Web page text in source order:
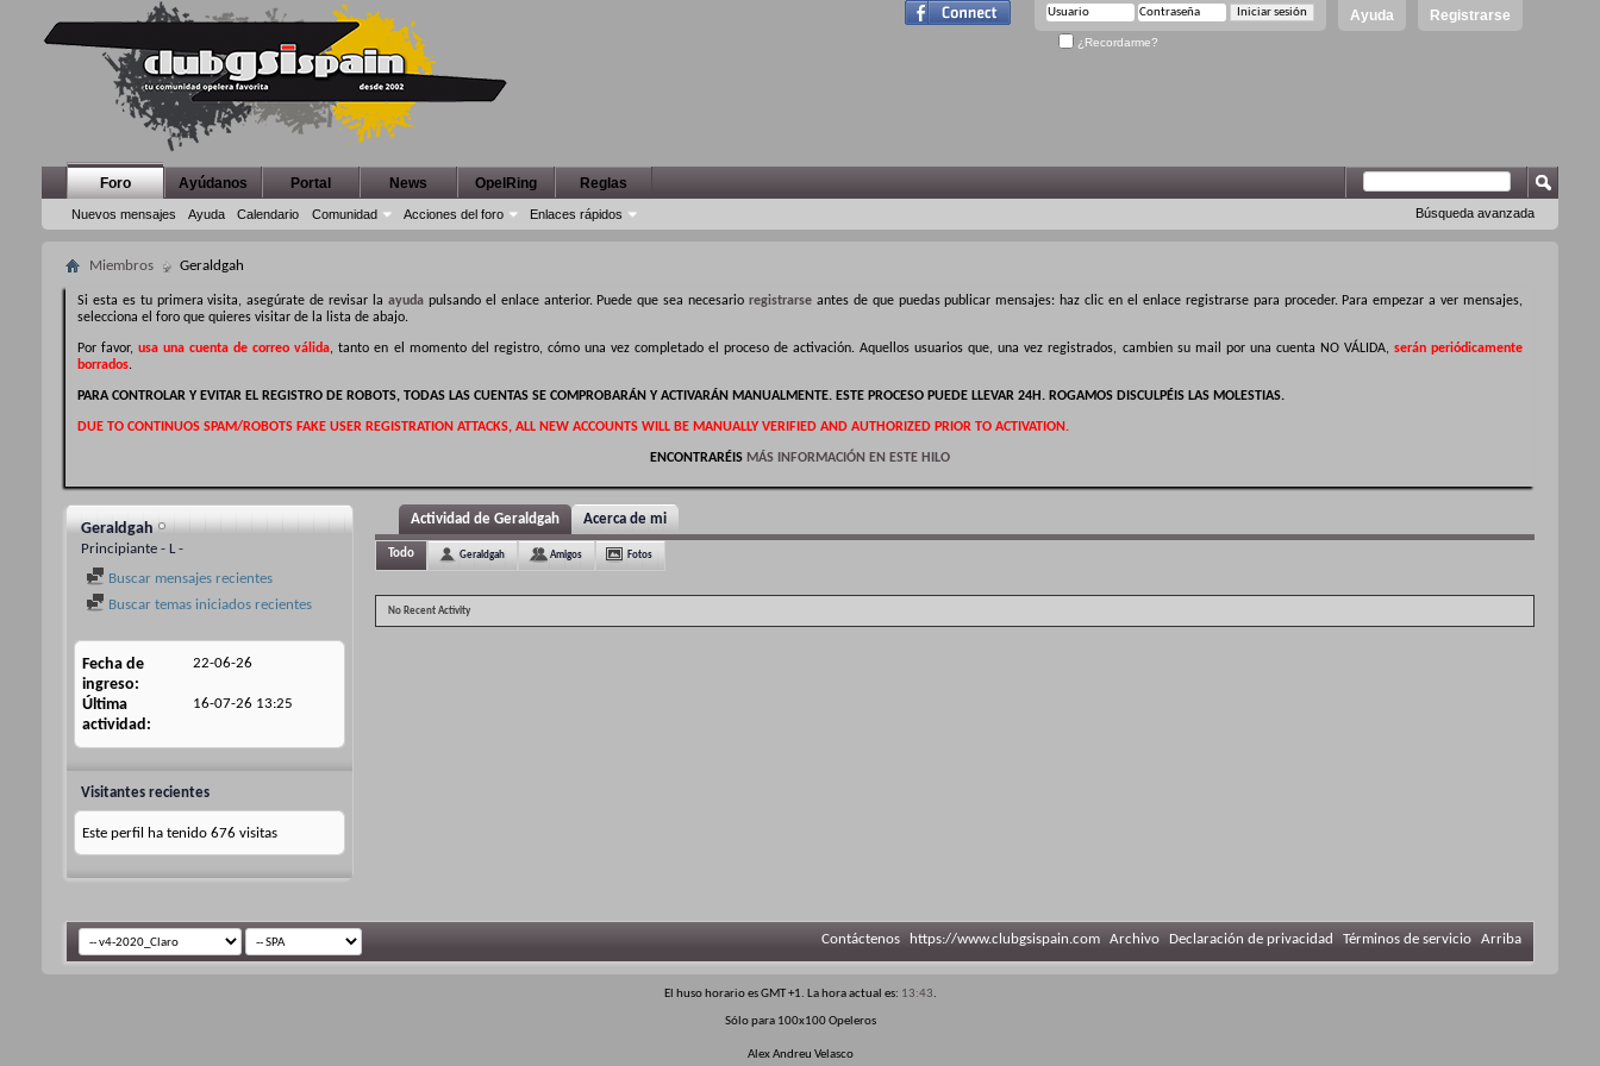
Registrarse
Ayuda
¿Recordarme?
Foro
Nuevos mensajes Ayuda Calendario Comunidad Acciones del foro Enlaces rápidos
Ayúdanos Portal News OpelRing Reglas
Búsqueda avanzada
Miembros Geraldgah
Si esta es tu primera visita, asegúrate de revisar la ayudapulsando el enlace anterior. Puede que sea necesarioregistrarse antes de que puedas publicar mensajes: haz clic en el enlace registrarse para proceder. Para empezar a ver mensajes,
selecciona el foro que quieres visitar de la lista de abajo.
Por favor,usa una cuenta de correo válida, tanto en el momento del registro, cómo una vez completado el proceso de activación. Aquellos usuarios que, una vez registrados, cambien su mail por una cuenta NO VÁLIDA, serán periódicamente
borrados.
PARA CONTROLAR Y EVITAR EL REGISTRO DE ROBOTS, TODAS LAS CUENTAS SE COMPROBARÁN Y ACTIVARÁN MANUALMENTE. ESTE PROCESO PUEDE LLEVAR 24H. ROGAMOS DISCULPÉIS LAS MOLESTIAS.
DUE TO CONTINUOS SPAM/ROBOTS FAKE USER REGISTRATION ATTACKS, ALL NEW ACCOUNTS WILL BE MANUALLY VERIFIED AND AUTHORIZED PRIOR TO ACTIVATION.
ENCONTRARÉIS MÁS INFORMACIÓN EN ESTE HILO
Geraldgah
Principiante - L -
Buscar mensajes recientes
Buscar temas iniciados recientes
Fecha de
ingreso
22-06-26
Última
actividad
16-07-26 13:25
Visitantes recientes
Este perfil ha tenido 676 visitas
Actividad de Geraldgah Acerca de mi
Todo Geraldgah Amigos Fotos
No Recent Activity
Contáctenos https://www.clubgsispain.com Archivo Declaración de privacidad Términos de servicio Arriba
El huso horario es GMT +1. La hora actual es: 13:43.
Sólo para 100x100 Opeleros
Alex Andreu Velasco